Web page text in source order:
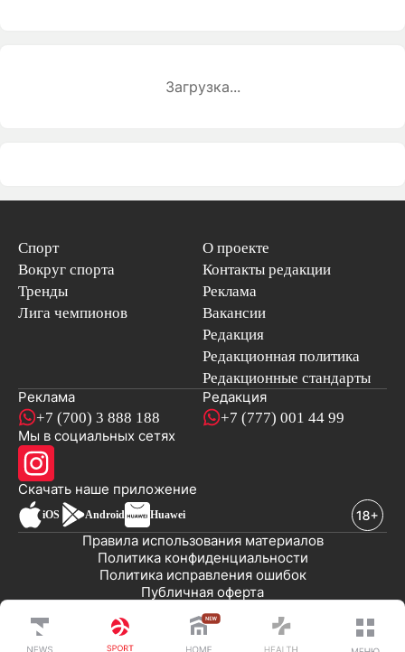
Загрузка...
Спорт
Вокруг спорта
Тренды
Лига чемпионов
О проекте
Контакты редакции
Реклама
Вакансии
Редакция
Редакционная политика
Редакционные стандарты
Реклама
+7 (700) 3 888 188
Редакция
+7 (777) 001 44 99
Мы в социальных сетях
Скачать наше приложениеновостей
iOS Android Huawei
Публичная оферта
Политика исправления ошибок
Политика конфиденциальности
Правила использования материалов
© 2008-2026 ТОО «EML»